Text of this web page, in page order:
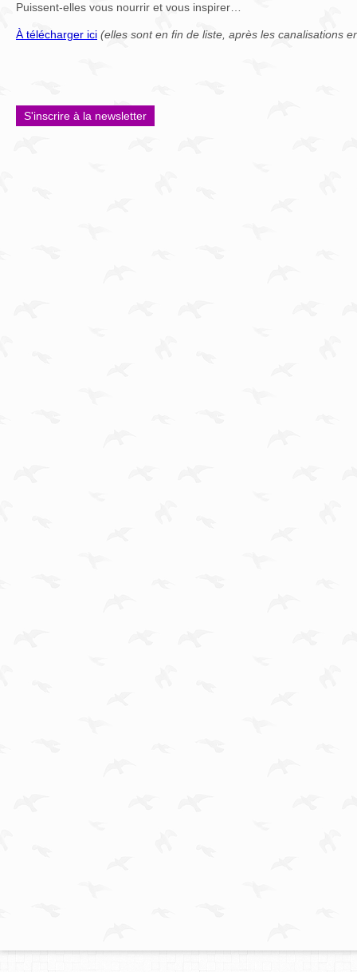
Puissent-elles vous nourrir et vous inspirer…
À télécharger ici (elles sont en fin de liste, après les canalisations
S'inscrire à la newsletter